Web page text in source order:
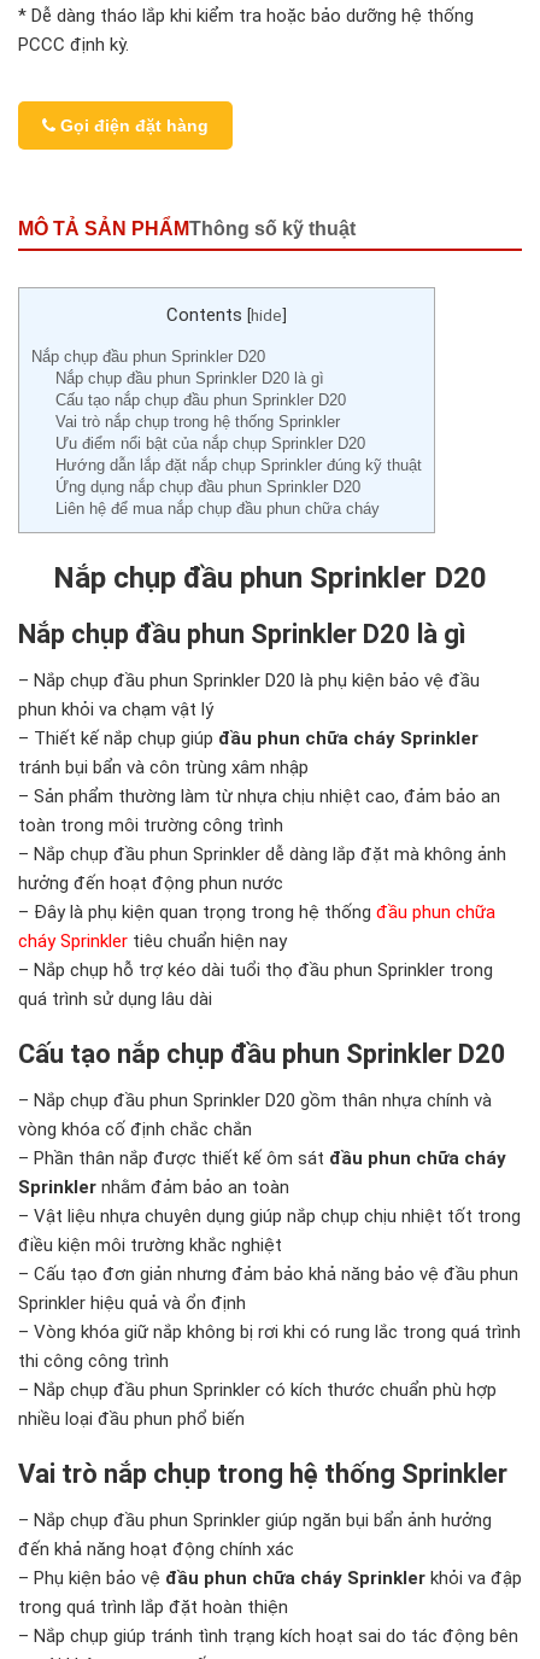
* Dễ dàng tháo lắp khi kiểm tra hoặc bảo dưỡng hệ thống
PCCC định kỳ.
Gọi điện đặt hàng
MÔ TẢ SẢN PHẨMThông số kỹ thuật
Contents [hide]
Nắp chụp đầu phun Sprinkler D20
Nắp chụp đầu phun Sprinkler D20 là gì
Cấu tạo nắp chụp đầu phun Sprinkler D20
Vai trò nắp chụp trong hệ thống Sprinkler
Ưu điểm nổi bật của nắp chụp Sprinkler D20
Hướng dẫn lắp đặt nắp chụp Sprinkler đúng kỹ thuật
Ứng dụng nắp chụp đầu phun Sprinkler D20
Liên hệ để mua nắp chụp đầu phun chữa cháy
Nắp chụp đầu phun Sprinkler D20
Nắp chụp đầu phun Sprinkler D20 là gì
– Nắp chụp đầu phun Sprinkler D20 là phụ kiện bảo vệ đầu
phun khỏi va chạm vật lý
– Thiết kế nắp chụp giúp đầu phun chữa cháy Sprinkler
tránh bụi bẩn và côn trùng xâm nhập
– Sản phẩm thường làm từ nhựa chịu nhiệt cao, đảm bảo an
toàn trong môi trường công trình
– Nắp chụp đầu phun Sprinkler dễ dàng lắp đặt mà không ảnh
hưởng đến hoạt động phun nước
– Đây là phụ kiện quan trọng trong hệ thống đầu phun chữa
cháy Sprinkler tiêu chuẩn hiện nay
– Nắp chụp hỗ trợ kéo dài tuổi thọ đầu phun Sprinkler trong
quá trình sử dụng lâu dài
Cấu tạo nắp chụp đầu phun Sprinkler D20
– Nắp chụp đầu phun Sprinkler D20 gồm thân nhựa chính và
vòng khóa cố định chắc chắn
– Phần thân nắp được thiết kế ôm sát đầu phun chữa cháy
Sprinkler nhằm đảm bảo an toàn
– Vật liệu nhựa chuyên dụng giúp nắp chụp chịu nhiệt tốt trong
điều kiện môi trường khắc nghiệt
– Cấu tạo đơn giản nhưng đảm bảo khả năng bảo vệ đầu phun
Sprinkler hiệu quả và ổn định
– Vòng khóa giữ nắp không bị rơi khi có rung lắc trong quá trình
thi công công trình
– Nắp chụp đầu phun Sprinkler có kích thước chuẩn phù hợp
nhiều loại đầu phun phổ biến
Vai trò nắp chụp trong hệ thống Sprinkler
– Nắp chụp đầu phun Sprinkler giúp ngăn bụi bẩn ảnh hưởng
đến khả năng hoạt động chính xác
– Phụ kiện bảo vệ đầu phun chữa cháy Sprinkler khỏi va đập
trong quá trình lắp đặt hoàn thiện
– Nắp chụp giúp tránh tình trạng kích hoạt sai do tác động bên